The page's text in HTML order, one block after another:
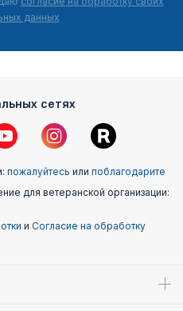
данных
сетях
пожалуйтесь или поблагодарите
для ветеранской организации:
и Согласие на обработку